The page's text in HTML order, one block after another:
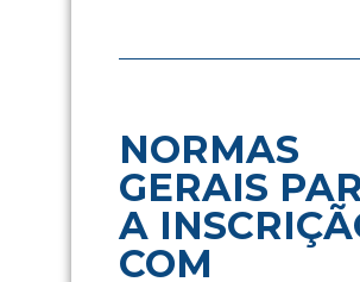
NORMAS
GERAIS
A
COM